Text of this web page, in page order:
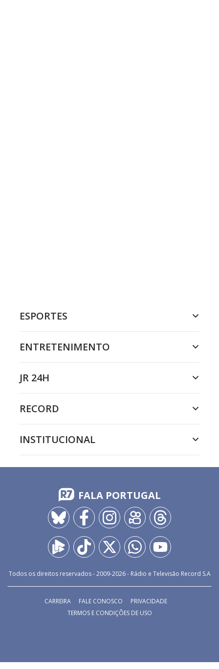
ESPORTES
ENTRETENIMENTO
JR 24H
RECORD
INSTITUCIONAL
FALA PORTUGAL
Todos os direitos reservados - 2009-2026- Rádio e Televisão Record S.A
CARREIRA FALE CONOSCO
PRIVACIDADE
TERMOS E CONDIÇÕES DE USO